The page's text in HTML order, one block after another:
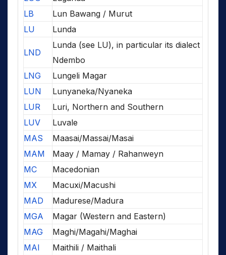
LB
Lun Bawang / Murut
LU
Lunda
LND
Lunda (see LU), in particular its dialect
Ndembo
LNG
Lungeli Magar
LUN
Lunyaneka/Nyaneka
LUR
Luri, Northern and Southern
LUV
Luvale
MAS
Maasai/Massai/Masai
MAM
Maay / Mamay / Rahanweyn
MC
Macedonian
MX
Macuxi/Macushi
MAD
Madurese/Madura
MGA
Magar (Western and Eastern)
MAG
Maghi/Magahi/Maghai
MAI
Maithili / Maithali